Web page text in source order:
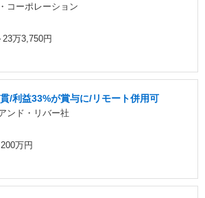
コーポレーション
23万3,750円
/利益33%が賞与に/リモート併用可
ンド・リバー社
万円